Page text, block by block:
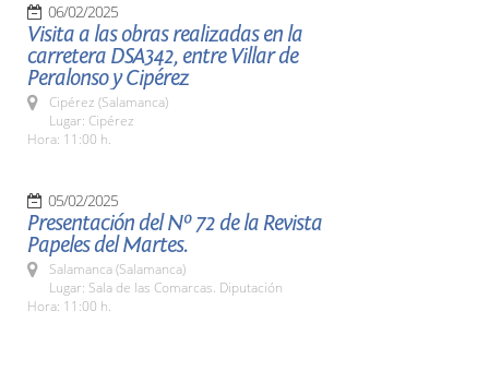
06/02/2025
Visita a las obras realizadas en la
carretera DSA342, entre Villar de
Peralonso y Cipérez
Cipérez (Salamanca)
Lugar: Cipérez
Hora: 11:00 h.
05/02/2025
Presentación del Nº 72 de la Revista
Papeles del Martes.
Salamanca (Salamanca)
Lugar: Sala de las Comarcas. Diputación
Hora: 11:00 h.